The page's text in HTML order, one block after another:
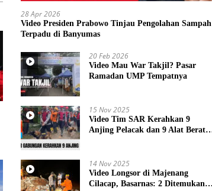
28 Apr 2026
Video Presiden Prabowo Tinjau Pengolahan Sampah
Terpadu di Banyumas
20 Feb 2026
Video Mau War Takjil? Pasar
Ramadan UMP Tempatnya
15 Nov 2025
Video Tim SAR Kerahkan 9
Anjing Pelacak dan 9 Alat Berat
14 Nov 2025
Video Longsor di Majenang
Cilacap, Basarnas: 2 Ditemukan